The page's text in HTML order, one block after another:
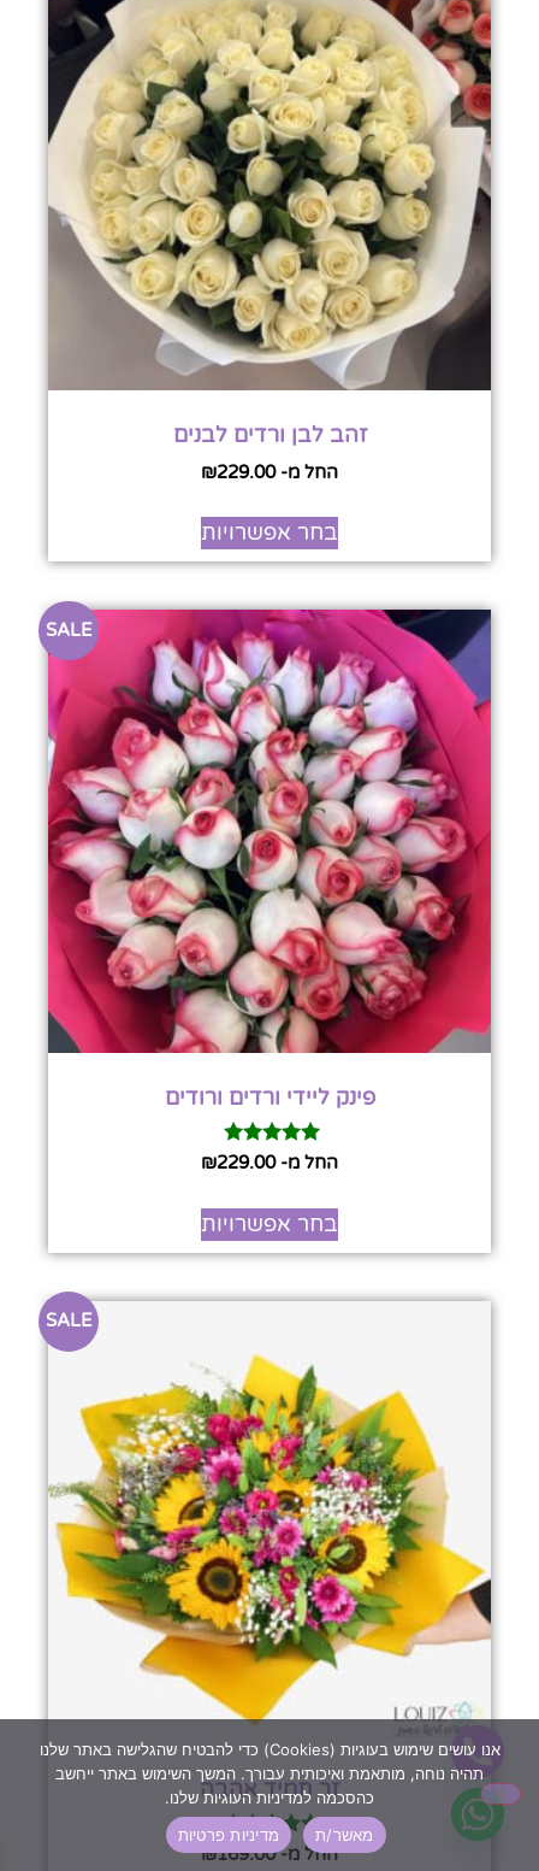
זהב לבן ורדים לבנים
החל מ- ₪229.00
בחר אפשרויות
SALE
פינק ליידי ורדים ורודים
דורגהחל מ- ₪229.00
בחר אפשרויות
SALE
זר תמיד אהבה
דורגהחל מ- ₪169.00
אנו עושים שימוש בעוגיות (Cookies) כדי להבטיח שהגלישה באתר שלנו
תהיה נוחה, מותאמת ואיכותית עבורך. המשך השימוש באתר ייחשב
כהסכמה למדיניות העוגיות שלנו.
מאשר/ת
מדיניות פרטיות